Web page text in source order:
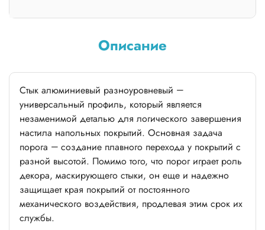
Описание
Стык алюминиевый разноуровневый —
универсальный профиль, который является
незаменимой деталью для логического завершения
настила напольных покрытий. Основная задача
порога — создание плавного перехода у покрытий с
разной высотой. Помимо того, что порог играет роль
декора, маскирующего стыки, он еще и надежно
защищает края покрытий от постоянного
механического воздействия, продлевая этим срок их
службы.